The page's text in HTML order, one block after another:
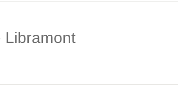
Libramont